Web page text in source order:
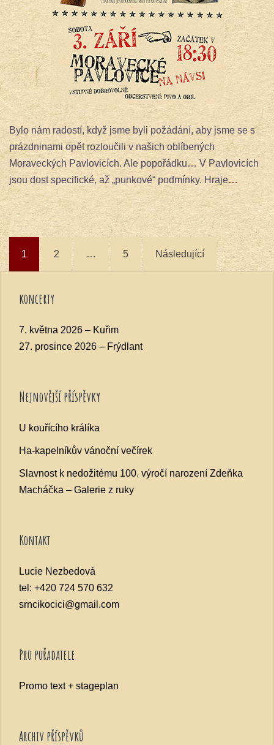
Bylo nám radostí, když jsme byli požádání, aby jsme se s
prázdninami opět rozloučili v našich oblíbených
Moraveckých Pavlovicích. Ale popořádku… V Pavlovicích
jsou dost specifické, až „punkové“ podmínky. Hraje…
Navigace
pro
1 2 … 5 Následující
koncerty
7. května 2026 – Kuřim
27. prosince 2026 – Frýdlant
Nejnovější příspěvky
U kouřícího králíka
Ha-kapelníkův vánoční večírek
Slavnost k nedožitému 100. výročí narození Zdeňka
Macháčka – Galerie z ruky
Kontakt
Lucie Nezbedová
tel: +420 724 570 632
srncikocici@gmail.com
Pro pořadatele
Promo text + stageplan
Archiv příspěvků